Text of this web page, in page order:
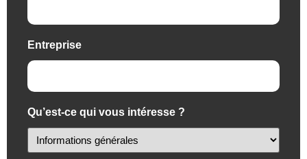
Entreprise
Qu’est-ce qui vous intéresse ?